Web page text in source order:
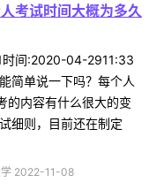
考试时间大概为多久
时间:2020-04-2911:33
简单说一下吗？每个人
的内容有什么很大的变
细则，目前还在制定
学 2022-11-08